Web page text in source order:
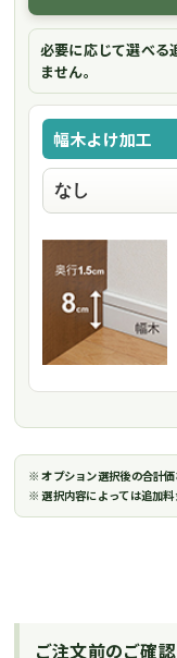
必要に応じて選べる
ません。
幅木よけ加工
※ オプション選択後の合計価
※ 選択内容によっては追加料
ご注文前のご確認